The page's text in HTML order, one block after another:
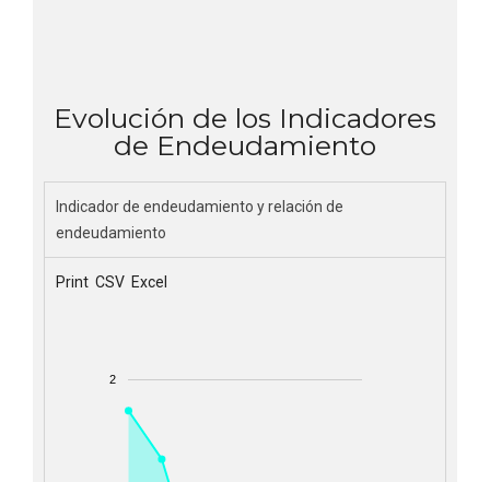
Evolución de los Indicadores
de Endeudamiento
Indicador de endeudamiento y relación de
endeudamiento
Print CSV Excel
2